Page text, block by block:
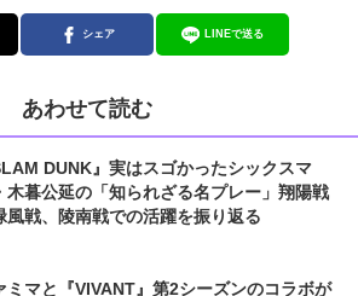
シェア LINEで送る
あわせて読む
DUNK』実はスゴかったシックスマ
木暮公延の「知られざる名プレー」翔陽戦
風戦、陵南戦での活躍を振り返る
ミマと『VIVANT』第2シーズンのコラボが